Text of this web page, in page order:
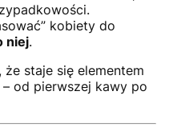
kobiety do
niej.
staje się elementem
– od pierwszej kawy po